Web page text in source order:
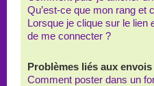
Qu’est-ce que mon rang et
Lorsque je clique sur le lien
de me connecter ?
Problèmes liés aux
Comment poster dans un